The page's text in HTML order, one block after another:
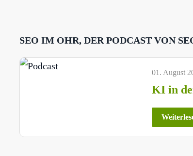
SEO IM OHR, DER PODCAST VON
01. August
KI in